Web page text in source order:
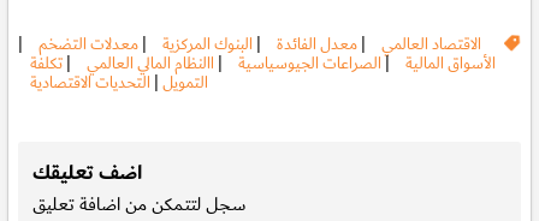
الاقتصاد العالمي |معدل الفائدة | البنوك المركزية |معدلات التضخم |
الأسواق المالية |الصراعات الجيوسياسية | االنظام المالي العالمي |تكلفة
التمويل| التحديات الاقتصادية
اضف تعليقك
سجللتتمكن من اضافة تعليق